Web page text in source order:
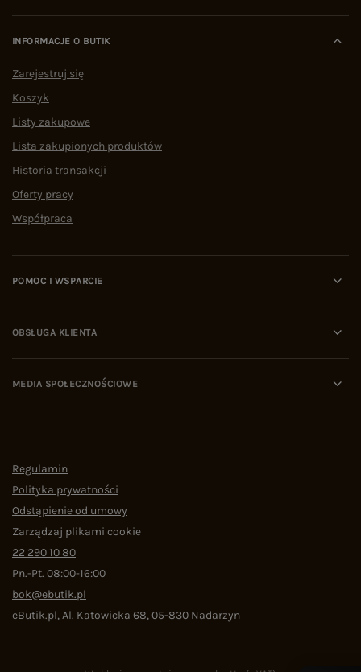
INFORMACJE O BUTIK
Zarejestruj się
Koszyk
Listy zakupowe
Lista zakupionych produktów
Historia transakcji
Oferty pracy
Współpraca
POMOC I WSPARCIE
OBSŁUGA KLIENTA
MEDIA SPOŁECZNOŚCIOWE
Regulamin
Polityka prywatności
Odstąpienie od umowy
Zarządzaj plikami cookie
22 290 10 80
Pn.-Pt. 08:00-16:00
bok@ebutik.pl
eButik.pl,Al. Katowicka 68,05-830 Nadarzyn